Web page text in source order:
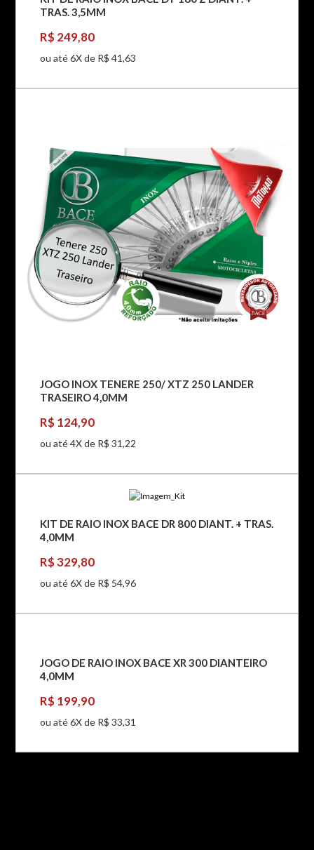
TRAS. 3,5MM
R$ 249,80
ou até 6X de R$ 41,63
JOGO INOX TENERE 250/ XTZ 250 LANDER
TRASEIRO 4,0MM
R$ 124,90
ou até 4X de R$ 31,22
KIT DE RAIO INOX BACE DR 800 DIANT. + TRAS.
4,0MM
R$ 329,80
ou até 6X de R$ 54,96
JOGO DE RAIO INOX BACE XR 300 DIANTEIRO
4,0MM
R$ 199,90
ou até 6X de R$ 33,31